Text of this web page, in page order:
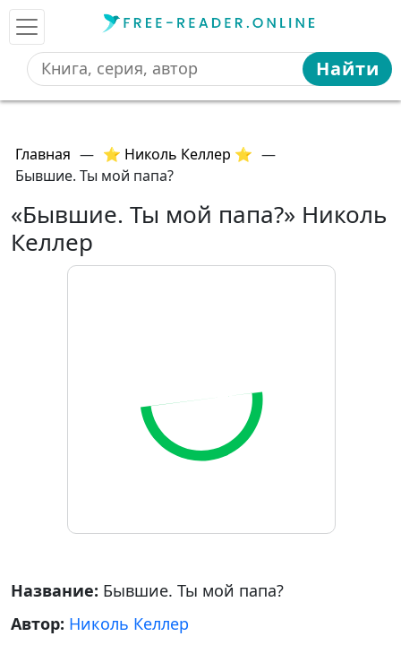
Найти
Главная — ⭐ Николь Келлер ⭐ —
Бывшие. Ты мой папа?
«Бывшие. Ты мой папа?» Николь
Келлер
Название: Бывшие. Ты мой папа?
Автор: Николь Келлер